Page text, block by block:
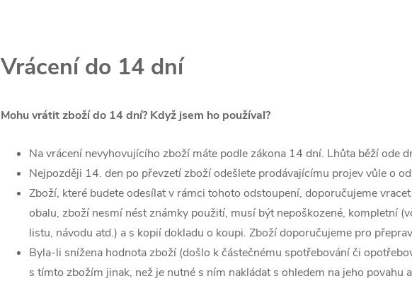
Vrácení do 14 dní
Mohu vrátit zboží do 14 dní? Když jsem ho používal?
Na vrácení nevyhovujícího zboží máte podle zákona 14 dní. Lhůta běží ode
Nejpozději 14. den po převzetí zboží odešlete prodávajícímu projev vůle o
Zboží, které budete odesílat v rámci tohoto odstoupení, doporučujeme
obalu, zboží nesmí nést známky použití, musí být nepoškozené, kompletní
listu, návodu atd.) a s kopií dokladu o koupi. Zboží doporučujeme pro
Byla-li snížena hodnota zboží (došlo k částečnému spotřebování či
s tímto zbožím jinak, než je nutné s ním nakládat s ohledem na jeho povahu